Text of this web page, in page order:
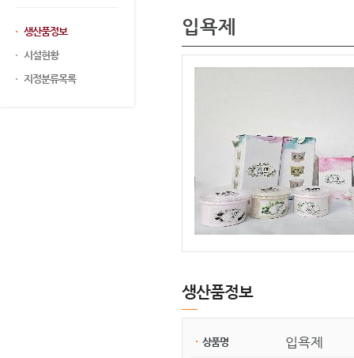
생산품정보
시설현황
지정분류목록
입욕제
생산품정보
상품명 입욕제